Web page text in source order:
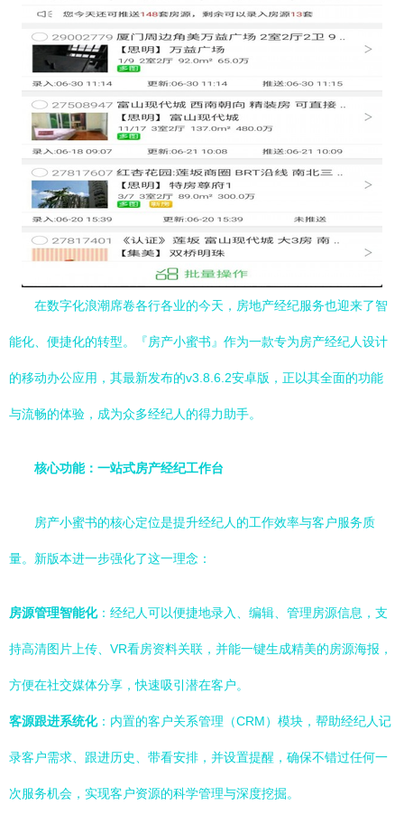
在数字化浪潮席卷各行各业的今天，房地产经纪服务也迎来了智
能化、便捷化的转型。『房产小蜜书』作为一款专为房产经纪人设计
的移动办公应用，其最新发布的v3.8.6.2安卓版，正以其全面的功能
与流畅的体验，成为众多经纪人的得力助手。
核心功能：一站式房产经纪工作台
房产小蜜书的核心定位是提升经纪人的工作效率与客户服务质
量。新版本进一步强化了这一理念：
房源管理智能化：经纪人可以便捷地录入、编辑、管理房源信息，支
持高清图片上传、VR看房资料关联，并能一键生成精美的房源海报，
方便在社交媒体分享，快速吸引潜在客户。
客源跟进系统化：内置的客户关系管理（CRM）模块，帮助经纪人记
录客户需求、跟进历史、带看安排，并设置提醒，确保不错过任何一
次服务机会，实现客户资源的科学管理与深度挖掘。